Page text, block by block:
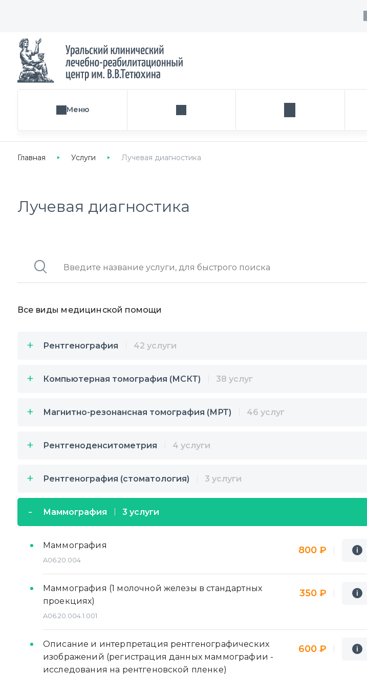
Меню Поиск услуги, направления или врача
Главная Услуги Лучевая диагностика
Лучевая диагностика
Все виды медицинской помощи
Рентгенография 42 услуги
Компьютерная томография (МСКТ) 38 услуг
Магнитно-резонансная томография (МРТ) 46 услуг
Рентгеноденситометрия 4 услуги
Рентгенография (стоматология) 3 услуги
Маммография 3 услуги
Маммография
A06.20.004
800 ₽ i
Маммография (1 молочной железы в стандартных
проекциях)
A06.20.004.1.001
350 ₽ i
Описание и интерпретация рентгенографических
изображений (регистрация данных маммографии -
исследования на рентгеновской пленке)
600 ₽ i